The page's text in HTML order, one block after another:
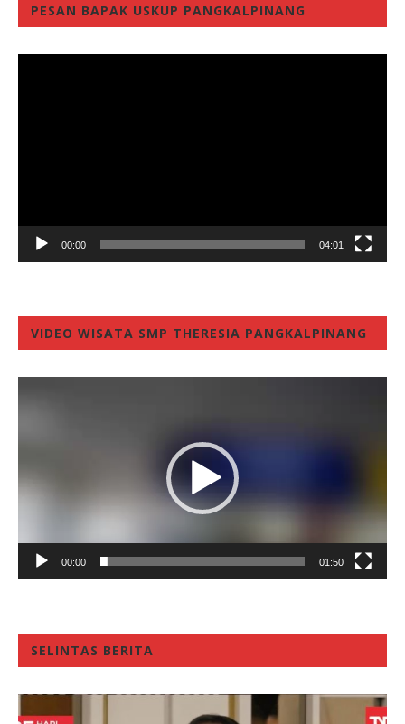
PESAN BAPAK USKUP PANGKALPINANG
00:00 04:01
VIDEO WISATA SMP THERESIA PANGKALPINANG
00:00 01:50
SELINTAS BERITA